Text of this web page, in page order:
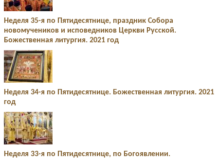
Неделя 35-я по Пятидесятнице, праздник Собора
новомучеников и исповедников Церкви Русской.
Божественная литургия. 2021 год
Неделя 34-я по Пятидесятнице. Божественная литургия. 2021
год
Неделя 33-я по Пятидесятнице, по Богоявлении.